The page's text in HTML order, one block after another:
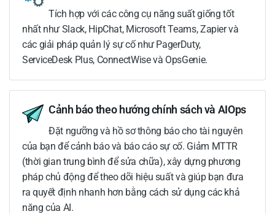
Tích hợp với các công cụ năng suất giống tốt
nhất như Slack, HipChat, Microsoft Teams, Zapier và
các giải pháp quản lý sự cố như PagerDuty,
ServiceDesk Plus, ConnectWise và OpsGenie.
Cảnh báo theo hướng chính sách và AIOps
Đặt ngưỡng và hồ sơ thông báo cho tài nguyên
của bạn để cảnh báo và báo cáo sự cố. Giảm MTTR
(thời gian trung bình để sửa chữa), xây dựng phương
pháp chủ động để theo dõi hiệu suất và giúp bạn đưa
ra quyết định nhanh hơn bằng cách sử dụng các khả
năng của AI.